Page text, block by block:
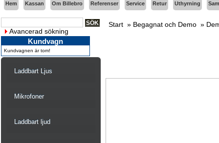
Hem Kassan Om Billebro Referenser Service Retur Uthyrning
Avancerad sökning
Kundvagn
Kundvagnen är tom!
Laddbart Ljus
Mikrofoner
Laddbart ljud
Start » Begagnat och Demo »